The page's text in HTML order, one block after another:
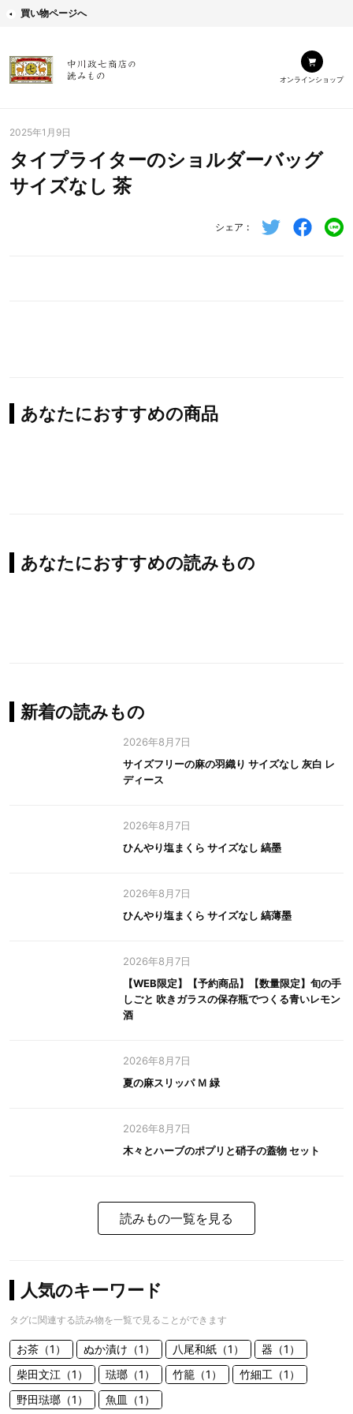
買い物ページへ
オンラインショップ
2025年1月9日
タイプライターのショルダーバッグ
サイズなし 茶
シェア
あなたにおすすめの商品
あなたにおすすめの読みもの
新着の読みもの
2026年8月7日
サイズフリーの麻の羽織り サイズなし 灰白 レ
ディース
2026年8月7日
ひんやり塩まくら サイズなし 縞墨
2026年8月7日
ひんやり塩まくら サイズなし 縞薄墨
2026年8月7日
【WEB限定】【予約商品】【数量限定】旬の手
しごと 吹きガラスの保存瓶でつくる青いレモン
酒
2026年8月7日
夏の麻スリッパ Ｍ 緑
2026年8月7日
木々とハーブのポプリと硝子の蓋物 セット
読みもの一覧を見る
人気のキーワード
タグに関連する読み物を一覧で見ることができます
お茶（1） ぬか漬け（1） 八尾和紙（1）
器（1）
柴田文江（1）
琺瑯（1） 竹籠（1）
竹細工（1）
野田琺瑯（1）
魚皿（1）